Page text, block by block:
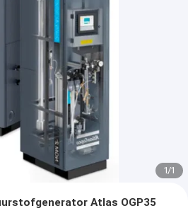
1/1
Atlas OGP35